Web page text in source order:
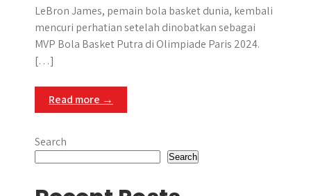
LeBron James, pemain bola basket dunia, kembali
mencuri perhatian setelah dinobatkan sebagai
MVP Bola Basket Putra di Olimpiade Paris 2024.​
[…]
Read more →
Search
Search